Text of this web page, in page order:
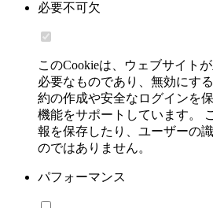
必要不可欠
このCookieは、ウェブサイト
必要なものであり、無効にす
約の作成や安全なログインを
機能をサポートしています。
報を保存したり、ユーザーの
のではありません。
パフォーマンス